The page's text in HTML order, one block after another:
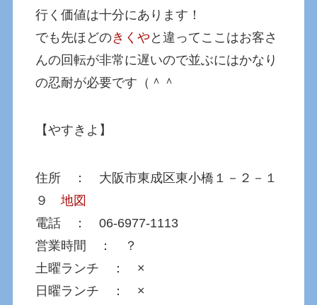
行く価値は十分にあります！
でも先ほどのきくや と違ってここはお客さ
んの回転が非常に遅いので並ぶにはかなり
の忍耐が必要です（＾＾
【やすきよ】
住所 ： 大阪市東成区東小橋１－２－１
９地図
電話 ： 06-6977-1113
営業時間 ： ？
土曜ランチ ： ×
日曜ランチ ： ×